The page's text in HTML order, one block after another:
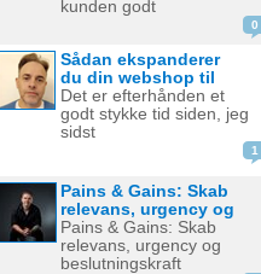
kunden godt
0
Sådan ekspanderer
du din webshop til
det polske marked
og undgår...
Det er efterhånden et
godt stykke tid siden, jeg
sidst
1
Pains & Gains: Skab
relevans, urgency og
beslutningskraft i
dit...
Pains & Gains: Skab
relevans, urgency og
beslutningskraft